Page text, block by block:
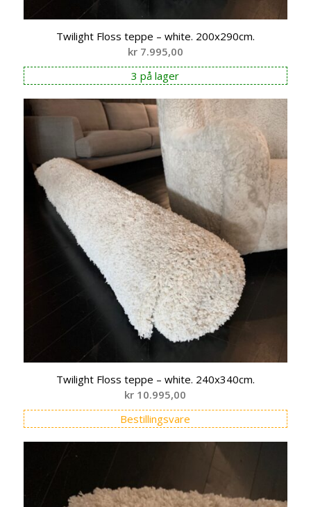
Twilight Floss teppe – white. 200x290cm.
kr7.995,00
3 på lager
Twilight Floss teppe – white. 240x340cm.
kr 10.995,00
Bestillingsvare